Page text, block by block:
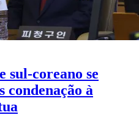
sul-coreano se
condenação à